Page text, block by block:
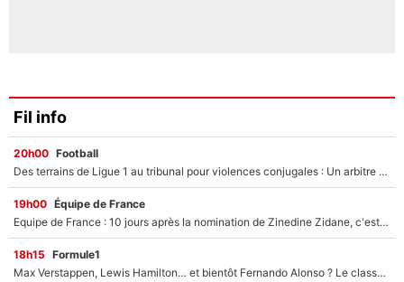
Fil info
20h00 Football
Des terrains de Ligue 1 au tribunal pour violences conjugales : Un arbitre français encourt une peine de 18 mois de prison !
19h00 Équipe de France
Equipe de France : 10 jours après la nomination de Zinedine Zidane, c'est au tour de son fils de prendre un nouveau départ !
18h15 Formule1
Max Verstappen, Lewis Hamilton… et bientôt Fernando Alonso ? Le classement des pilotes les mieux payés en Formule 1 risque de changer !